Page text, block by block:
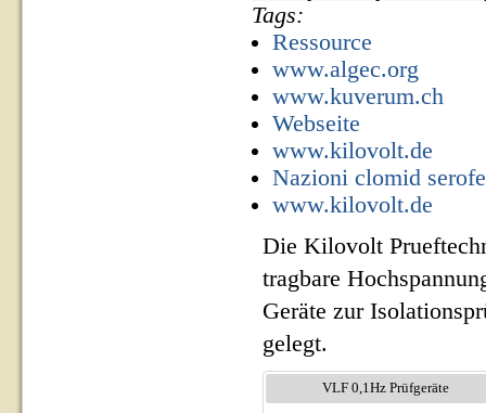
Tags:
Ressource
www.algec.org
www.kuverum.ch
Webseite
www.kilovolt.de
Nazioni clomid
www.kilovolt.de
Die Kilovolt
tragbare
Geräte zur
gelegt.
VLF 0,1Hz Prüfgeräte